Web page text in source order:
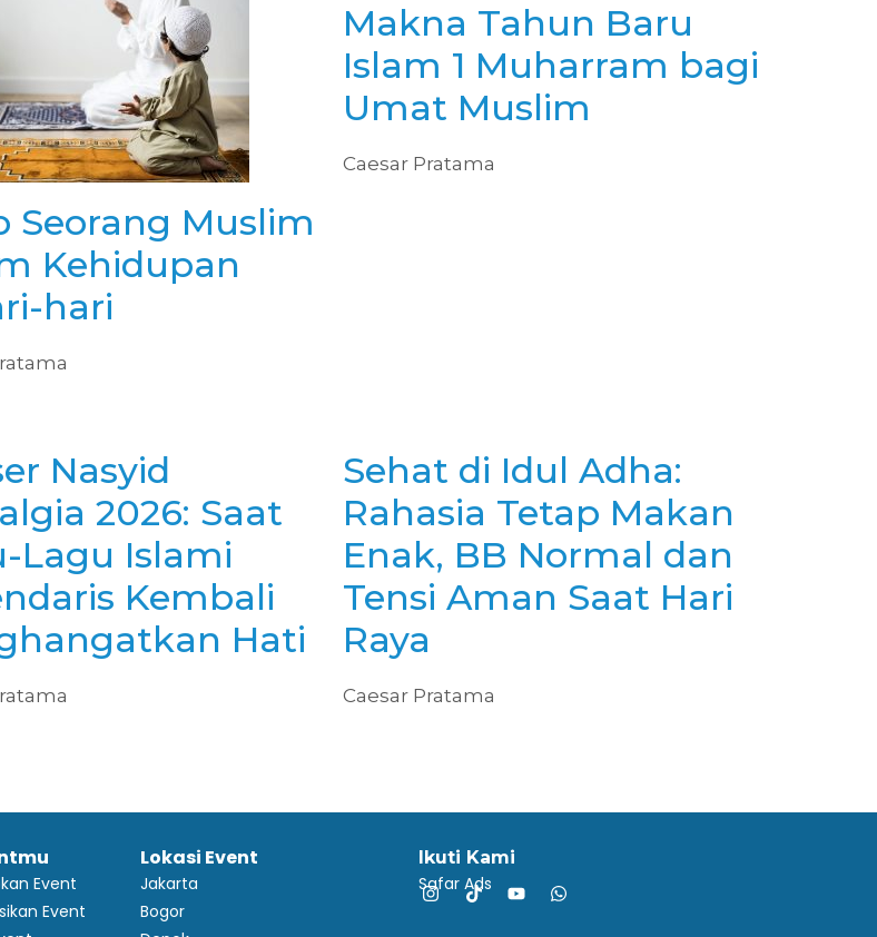
Seorang Muslim
Kehidupan
hari
Makna Tahun Baru
Islam 1 Muharram bagi
Umat Muslim
Caesar Pratama
Nasyid
2026: Saat
Lagu Islami
Kembali
Hati
Sehat di Idul Adha:
Rahasia Tetap Makan
Enak, BB Normal dan
Tensi Aman Saat Hari
Raya
Caesar Pratama
Event
Event
Lokasi Event
Jakarta
Bogor
Ikuti Kami
Safar Ads